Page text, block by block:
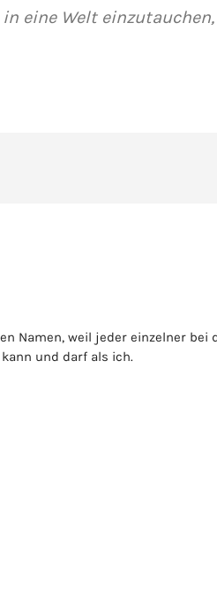
eine Welt
Namen, weil jeder einzelner
und darf als ich.